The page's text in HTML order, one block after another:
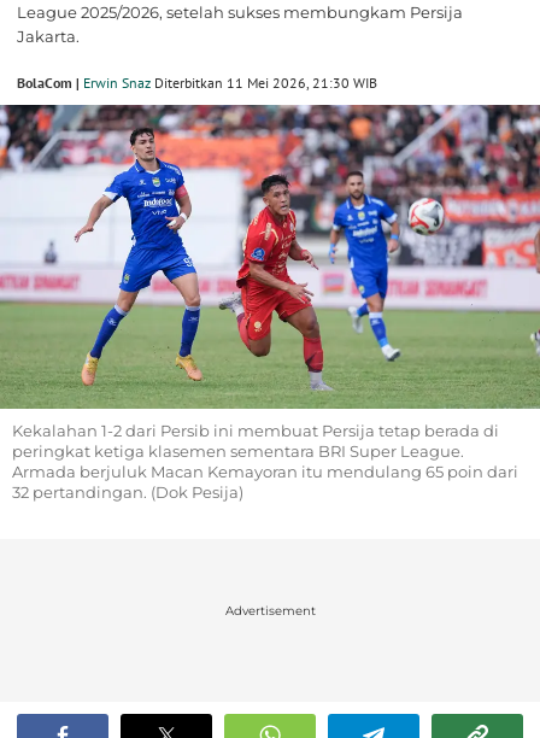
League 2025/2026, setelah sukses membungkam Persija
Jakarta.
BolaCom | Erwin Snaz Diterbitkan 11 Mei 2026, 21:30 WIB
Kekalahan 1-2 dari Persib ini membuat Persija tetap berada di
peringkat ketiga klasemen sementara BRI Super League.
Armada berjuluk Macan Kemayoran itu mendulang 65 poin dari
32 pertandingan. (Dok Pesija)
Advertisement